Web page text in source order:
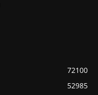
72100
52985